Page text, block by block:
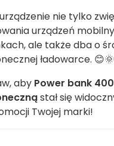
nie tylko
urządzeń
ale także dba o
ładowarce. 😊🌞
aby Power bank
stał się
Twojej marki!